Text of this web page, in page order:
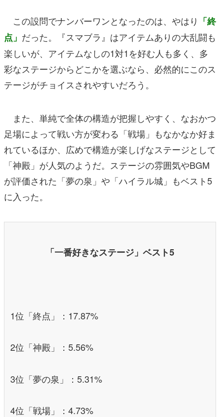
この設問でナンバーワンとなったのは、やはり 「終
点」 だった。『スマブラ』はアイテムありの大乱闘も
楽しいが、アイテムなしの1対1を好む人も多く、多
彩なステージからどこかを選ぶなら、必然的にこのス
テージがチョイスされやすいだろう。
また、単純で全体の構造が把握しやすく、なおかつ
足場によって戦い方が変わる「戦場」もなかなか好ま
れているほか、広めで構造が楽しげなステージとして
「神殿」が人気のようだ。ステージの雰囲気やBGM
が評価された「夢の泉」や「ハイラル城」もベスト5
に入った。
「一番好きなステージ」ベスト5
1位「終点」：17.87%
2位「神殿」：5.56%
3位「夢の泉」：5.31%
4位「戦場」：4.73%